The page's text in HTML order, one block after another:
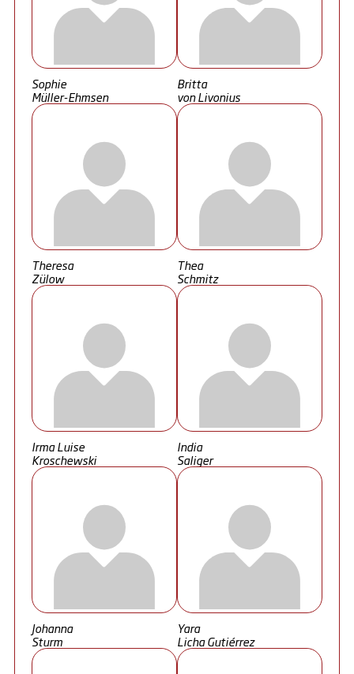
Sophie
Müller-Ehmsen
Britta
von Livonius
Theresa
Zülow
Thea
Schmitz
Irma Luise
Kroschewski
India
Saliger
Johanna
Sturm
Yara
Licha Gutiérrez